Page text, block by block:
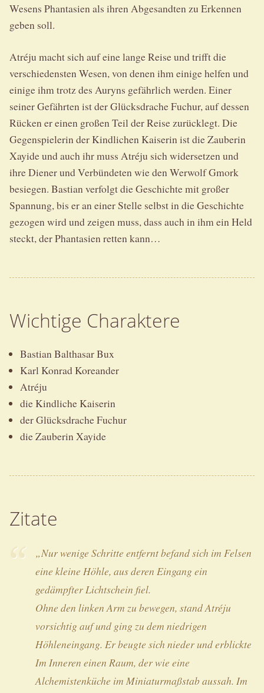
Wesens Phantasien als ihren Abgesandten zu Erkennen
geben soll.
Atréju macht sich auf eine lange Reise und trifft die
verschiedensten Wesen, von denen ihm einige helfen und
einige ihm trotz des Auryns gefährlich werden. Einer
seiner Gefährten ist der Glücksdrache Fuchur, auf dessen
Rücken er einen großen Teil der Reise zurücklegt. Die
Gegenspielerin der Kindlichen Kaiserin ist die Zauberin
Xayide und auch ihr muss Atréju sich widersetzen und
ihre Diener und Verbündeten wie den Werwolf Gmork
besiegen. Bastian verfolgt die Geschichte mit großer
Spannung, bis er an einer Stelle selbst in die Geschichte
gezogen wird und zeigen muss, dass auch in ihm ein Held
steckt, der Phantasien retten kann…
Wichtige Charaktere
Bastian Balthasar Bux
Karl Konrad Koreander
Atréju
die Kindliche Kaiserin
der Glücksdrache Fuchur
die Zauberin Xayide
Zitate
„Nur wenige Schritte entfernt befand sich im Felsen
eine kleine Höhle, aus deren Eingang ein
gedämpfter Lichtschein fiel.
Ohne den linken Arm zu bewegen, stand Atréju
vorsichtig auf und ging zu dem niedrigen
Höhleneingang. Er beugte sich nieder und erblickte
Im Inneren einen Raum, der wie eine
Alchemistenküche im Miniaturmaßstab aussah. Im